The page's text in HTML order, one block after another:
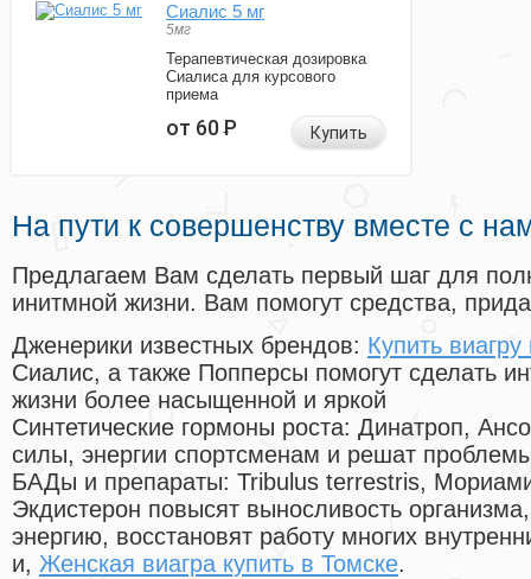
Сиалис 5 мг
5мг
Терапевтическая дозировка
Сиалиса для курсового
приема
от 60Р Купить
На пути к совершенству вместе с
Предлагаем Вам сделать первый шаг для
инитмной жизни. Вам помогут средства,
Дженерики известных брендов: Купить
Сиалис, а также Попперсы помогут сделать
жизни более насыщенной и яркой
Синтетические гормоны роста: Динатроп,
силы, энергии спортсменам и решат
БАДы и препараты: Tribulus terrestris,
Экдистерон повысят выносливость
энергию, восстановят работу многих
и, Женская виагра купить в Томске.